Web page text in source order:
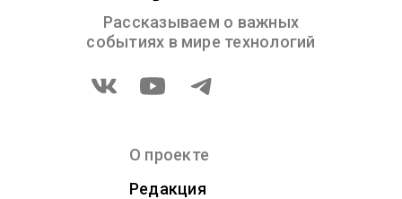
Рассказываем о важных
событиях в мире технологий
О проекте
Редакция